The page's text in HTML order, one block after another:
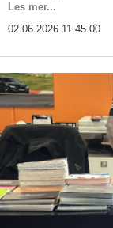
Les mer...
02.06.2026 11.45.00